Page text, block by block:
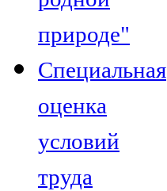
природе"
Специальная
оценка
условий
труда